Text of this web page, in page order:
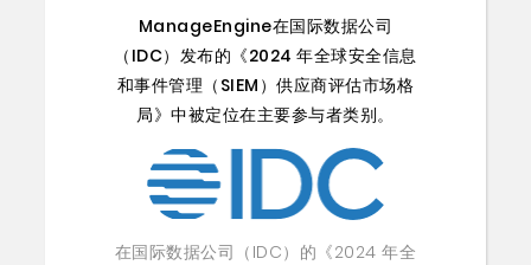
ManageEngine在国际数据公司
（IDC）发布的《2024 年全球安全信息
和事件管理（SIEM）供应商评估市场格
局》中被定位在主要参与者类别。
在国际数据公司（IDC）的《2024 年全